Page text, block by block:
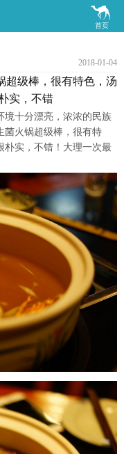

首页
2018-01-04
超级棒，很有特色，汤
实，不错
境十分漂亮，浓浓的民族
菌火锅超级棒，很有特
朴实，不错！大理一次最